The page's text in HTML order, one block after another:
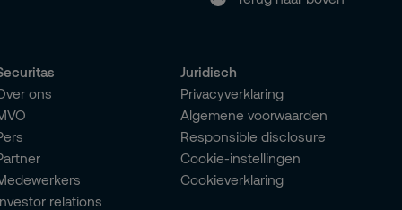
ons
relations
Juridisch
Privacyverklaring
Algemene voorwaarden
Responsible disclosure
Cookie-instellingen
Cookieverklaring